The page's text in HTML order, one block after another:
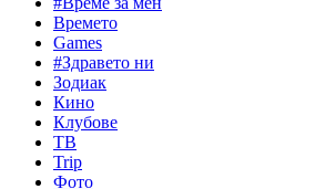
Времето
Games
#Здравето ни
Зодиак
Кино
Клубове
ТВ
Trip
Фото